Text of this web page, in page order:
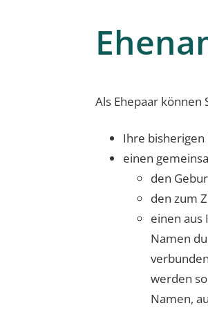
Als Ehepaar können
Ihre
einen
den
den zum
einen aus
Namen
werden
Namen,